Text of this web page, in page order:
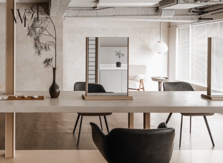
CLOSE
髮型師團隊
Our Team
髮型作品
Look Books
服務項目
Service